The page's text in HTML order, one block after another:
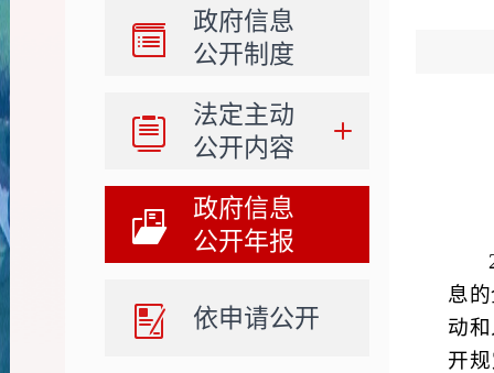
政府信息
公开制度
法定主动
公开内容
政府信息
公开年报
依申请公开
息
动
开